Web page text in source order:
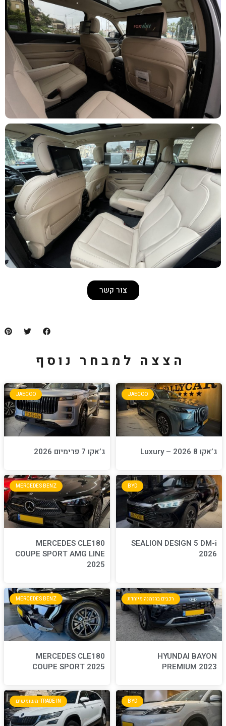
נוסף
JAECOO
ג’אקו 7 פרימיום 2026
BYD
MERCEDES BENZ
MERCEDES CLE180
COUPE SPORT AMG LINE
MERCEDES BENZ
MERCEDES CLE180
COUPE SPORT 2025
BYD TRADE IN-משומשים